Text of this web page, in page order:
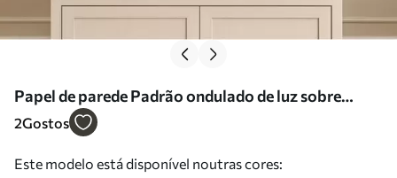
Papel de parede Padrão ondulado de luz sobre
fundo bege Nr. a01167
2Gostos
Este modelo está disponível noutras cores: